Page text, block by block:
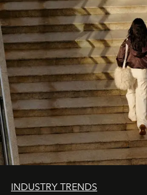
INDUSTRY TRENDS